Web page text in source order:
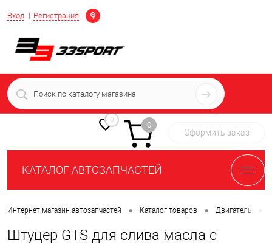
Вход Регистрация
Определение
+7 (939) 716-10-06
пн-пт 7:00-16:00 МСК
0
0
Оформить заказ
КАТАЛОГ АВТОЗАПЧАСТЕЙ
Интернет-магазин автозапчастей • Каталог товаров • Двигатель
Штуцер GTS для слива масла с